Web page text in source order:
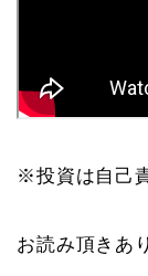
※投資は自己
お読み頂きあ